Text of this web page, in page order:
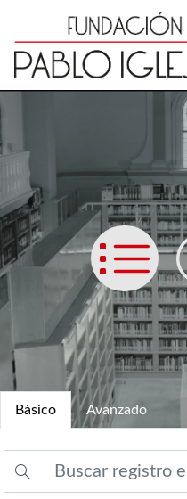
Básico Avanzado